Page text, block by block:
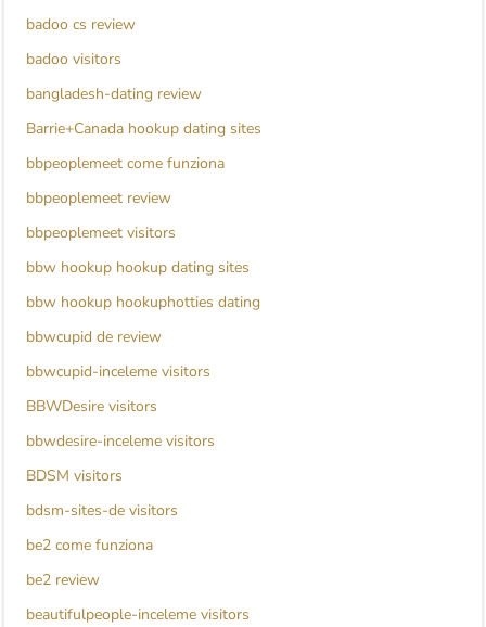
badoo cs review
badoo visitors
bangladesh-dating review
Barrie+Canada hookup dating sites
bbpeoplemeet come funziona
bbpeoplemeet review
bbpeoplemeet visitors
bbw hookup hookup dating sites
bbw hookup hookuphotties dating
bbwcupid de review
bbwcupid-inceleme visitors
BBWDesire visitors
bbwdesire-inceleme visitors
BDSM visitors
bdsm-sites-de visitors
be2 come funziona
be2 review
beautifulpeople-inceleme visitors